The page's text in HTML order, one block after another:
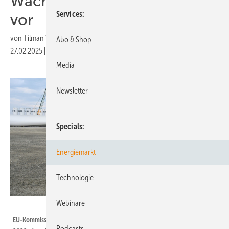
vor
von Tilman Weber
27.02.2025
EU-Kommissionspräsidentin Ursula von der Leyen (zweite von rechts),
Services
Abo & Shop
Media
Newsletter
Specials
Energiemarkt
Technologie
Webinare